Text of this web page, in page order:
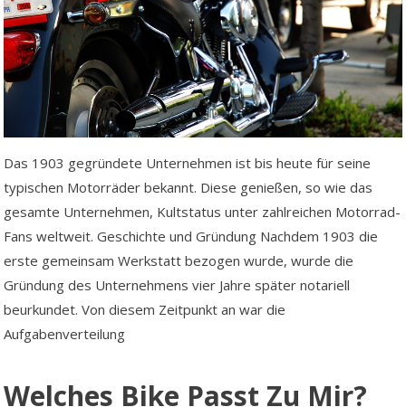
Das 1903 gegründete Unternehmen ist bis heute für seine
typischen Motorräder bekannt. Diese genießen, so wie das
gesamte Unternehmen, Kultstatus unter zahlreichen Motorrad-
Fans weltweit. Geschichte und Gründung Nachdem 1903 die
erste gemeinsam Werkstatt bezogen wurde, wurde die
Gründung des Unternehmens vier Jahre später notariell
beurkundet. Von diesem Zeitpunkt an war die
Aufgabenverteilung
Welches Bike Passt Zu Mir?